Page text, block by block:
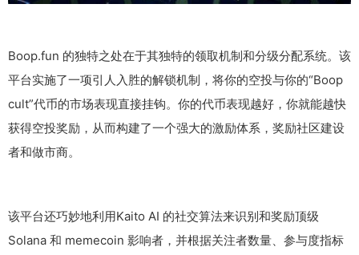
Boop.fun 的独特之处在于其独特的领取机制和分级分配系统。该
平台实施了一项引人入胜的解锁机制，将你的空投与你的“Boop
cult”代币的市场表现直接挂钩。你的代币表现越好，你就能越快
获得空投奖励，从而构建了一个强大的激励体系，奖励社区建设
者和做市商。
该平台还巧妙地利用Kaito AI 的社交算法来识别和奖励顶级
Solana 和 memecoin 影响者，并根据关注者数量、参与度指标